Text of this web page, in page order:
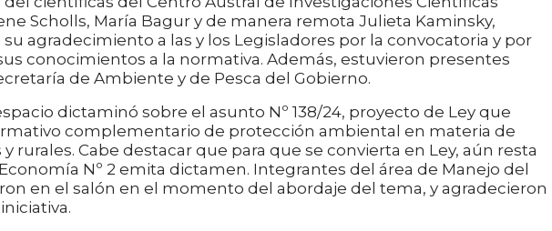
Scholls, María Bagur y de manera remota Julieta Kaminsky,
agradecimiento a las y los Legisladores por la convocatoria y por
conocimientos a la normativa. Además, estuvieron presentes
de Ambiente y de Pesca del Gobierno.
dictaminó sobre el asunto Nº 138/24, proyecto de Ley que
complementario de protección ambiental en materia de
rurales. Cabe destacar que para que se convierta en Ley, aún resta
Nº 2 emita dictamen. Integrantes del área de Manejo del
en el salón en el momento del abordaje del tema, y agradecieron